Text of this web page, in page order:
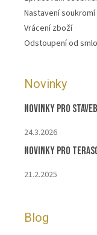
Nastavení soukromí
Vrácení zboží
Odstoupení od
Novinky
Novinky pro
24.3.2026
Novinky pro
21.2.2025
Blog